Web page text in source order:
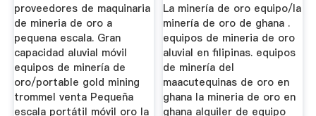
proveedores de maquinaria
de mineria de oro a
pequena escala. Gran
capacidad aluvial móvil
equipos de minería de
oro/portable gold mining
trommel venta Pequeña
escala portátil móvil oro la
La minería de oro equipo/la
minería de oro de ghana .
equipos de mineria de oro
aluvial en filipinas. equipos
de minería del
maacutequinas de oro en
ghana la mineria de oro en
ghana alquiler de equipo